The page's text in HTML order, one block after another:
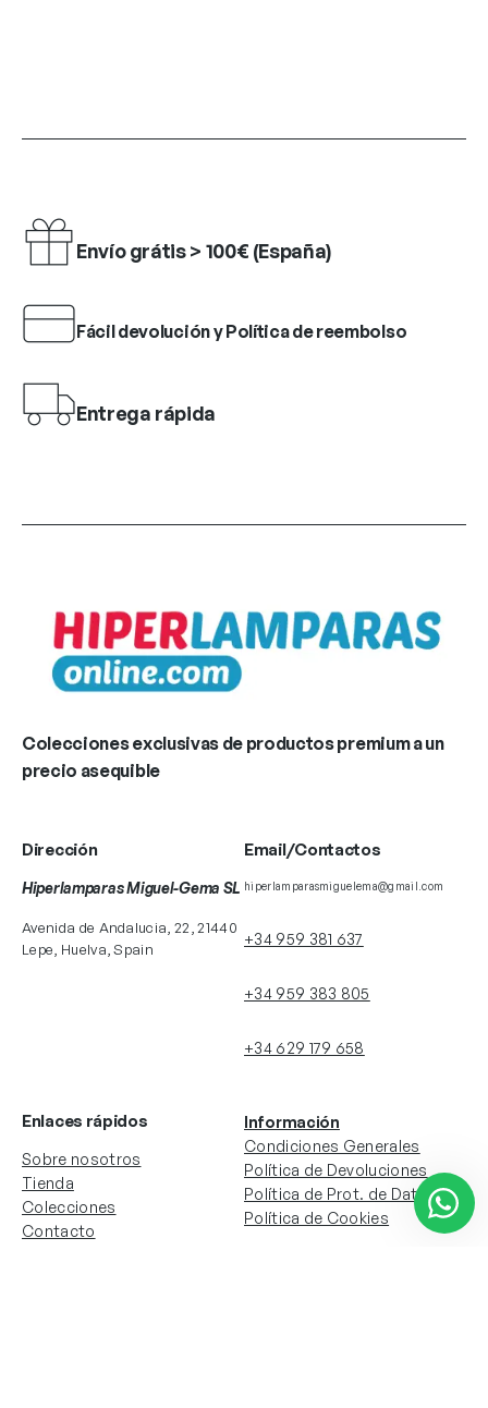
Envío grátis > 100€ (España)
Fácil devolución y Política de reembolso
Entrega rápida
Colecciones exclusivas de productos premium a un
precio asequible
Dirección
Hiperlamparas Miguel-Gema SL
Avenida de Andalucia, 22, 21440
Lepe, Huelva, Spain
Email/Contactos
hiperlamparasmiguelema@gmail.com
+34 959 381 637
+34 959 383 805
+34 629 179 658
Enlaces rápidos
Sobre nosotros
Tienda
Colecciones
Contacto
Información
Condiciones Generales
Política de Devoluciones
Política de Prot. de Datos
Política de Cookies